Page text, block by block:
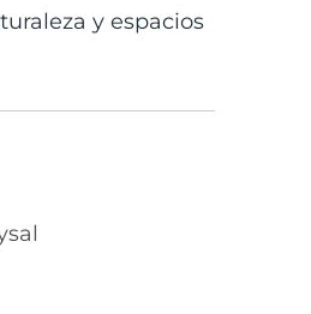
y espacios